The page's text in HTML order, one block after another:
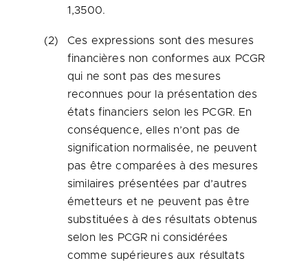
1,3500.
(2)
Ces expressions sont des mesures
financières non conformes aux PCGR
qui ne sont pas des mesures
reconnues pour la présentation des
états financiers selon les PCGR. En
conséquence, elles n’ont pas de
signification normalisée, ne peuvent
pas être comparées à des mesures
similaires présentées par d’autres
émetteurs et ne peuvent pas être
substituées à des résultats obtenus
selon les PCGR ni considérées
comme supérieures aux résultats